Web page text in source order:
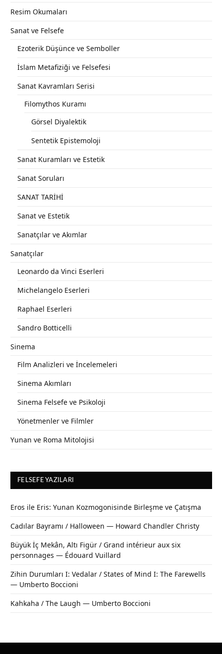
Resim Okumaları
Sanat ve Felsefe
Ezoterik Düşünce ve Semboller
İslam Metafiziği ve Felsefesi
Sanat Kavramları Serisi
Filomythos Kuramı
Görsel Diyalektik
Sentetik Epistemoloji
Sanat Kuramları ve Estetik
Sanat Soruları
SANAT TARİHİ
Sanat ve Estetik
Sanatçılar ve Akımlar
Sanatçılar
Leonardo da Vinci Eserleri
Michelangelo Eserleri
Raphael Eserleri
Sandro Botticelli
Sinema
Film Analizleri ve İncelemeleri
Sinema Akımları
Sinema Felsefe ve Psikoloji
Yönetmenler ve Filmler
Yunan ve Roma Mitolojisi
FELSEFE YAZILARI
Eros ile Eris: Yunan Kozmogonisinde Birleşme ve Çatışma
Cadılar Bayramı / Halloween — Howard Chandler Christy
Büyük İç Mekân, Altı Figür / Grand intérieur aux six
personnages — Édouard Vuillard
Zihin Durumları I: Vedalar / States of Mind I: The Farewells
— Umberto Boccioni
Kahkaha / The Laugh — Umberto Boccioni